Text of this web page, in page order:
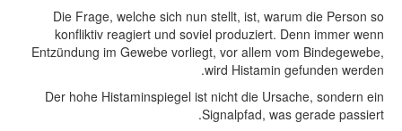
Die Frage, welche sich nun stellt, ist, warum die Person so
konfliktiv reagiert und soviel produziert. Denn immer wenn
Entzündung im Gewebe vorliegt, vor allem vom Bindegewebe,
wird Histamin gefunden werden.
Der hohe Histaminspiegel ist nicht die Ursache, sondern ein
Signalpfad, was gerade passiert.